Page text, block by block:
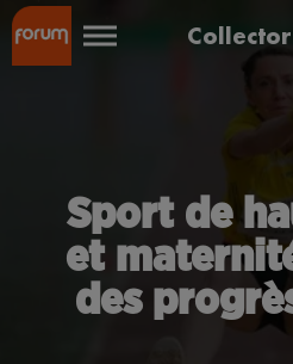
Sport de
et
des